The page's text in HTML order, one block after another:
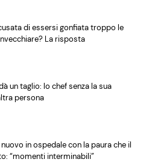
di essersi gonfiata troppo le
La risposta
un taglio: lo chef senza la sua
persona
in ospedale con la paura che il
“momenti interminabili”